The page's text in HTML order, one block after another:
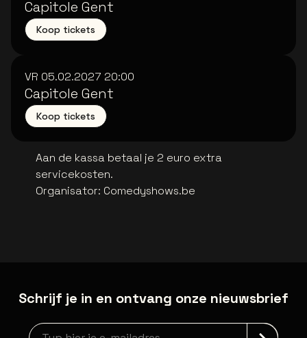
Capitole Gent
Koop tickets
VR 05.02.2027 20:00
Capitole Gent
Koop tickets
Aan de kassa betaal je 2 euro extra
servicekosten.
Organisator: Comedyshows.be
Schrijf je in en ontvang onze nieuwsbrief
Nieuwsbrief aanmelding